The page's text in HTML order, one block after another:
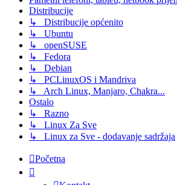
Distribucije
↳ Distribucije općenito
↳ Ubuntu
↳ openSUSE
↳ Fedora
↳ Debian
↳ PCLinuxOS i Mandriva
↳ Arch Linux, Manjaro, Chakra...
Ostalo
↳ Razno
↳ Linux Za Sve
↳ Linux za Sve - dodavanje sadržaja
Početna